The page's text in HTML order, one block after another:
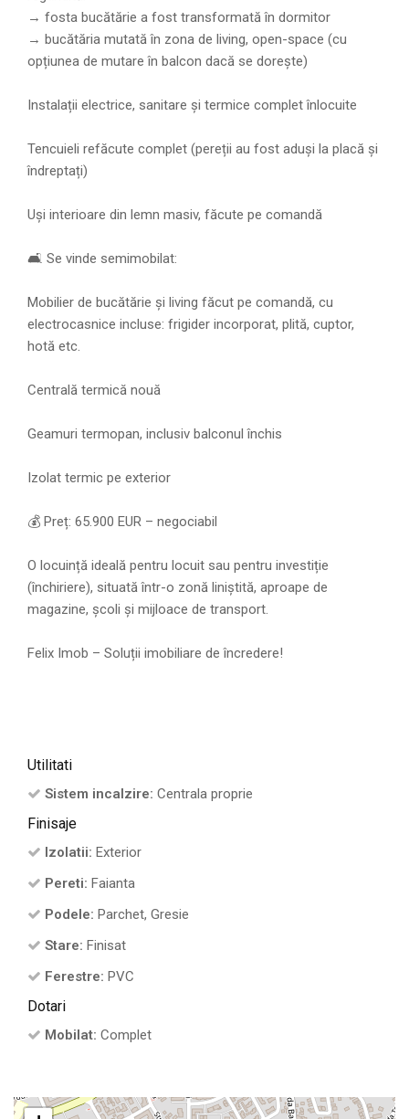
→ fosta bucătărie a fost transformată în dormitor
→ bucătăria mutată în zona de living, open-space (cu
opțiunea de mutare în balcon dacă se dorește)
Instalații electrice, sanitare și termice complet înlocuite
Tencuieli refăcute complet (pereții au fost aduși la placă și
îndreptați)
Uși interioare din lemn masiv, făcute pe comandă
🛋 Se vinde semimobilat:
Mobilier de bucătărie și living făcut pe comandă, cu
electrocasnice incluse: frigider incorporat, plită, cuptor,
hotă etc.
Centrală termică nouă
Geamuri termopan, inclusiv balconul închis
Izolat termic pe exterior
💰 Preț: 65.900 EUR – negociabil
O locuință ideală pentru locuit sau pentru investiție
(închiriere), situată într-o zonă liniștită, aproape de
magazine, școli și mijloace de transport.
Felix Imob – Soluții imobiliare de încredere!
Utilitati
Sistem incalzire: Centrala proprie
Finisaje
Izolatii: Exterior
Pereti: Faianta
Podele: Parchet, Gresie
Stare: Finisat
Ferestre: PVC
Dotari
Mobilat: Complet